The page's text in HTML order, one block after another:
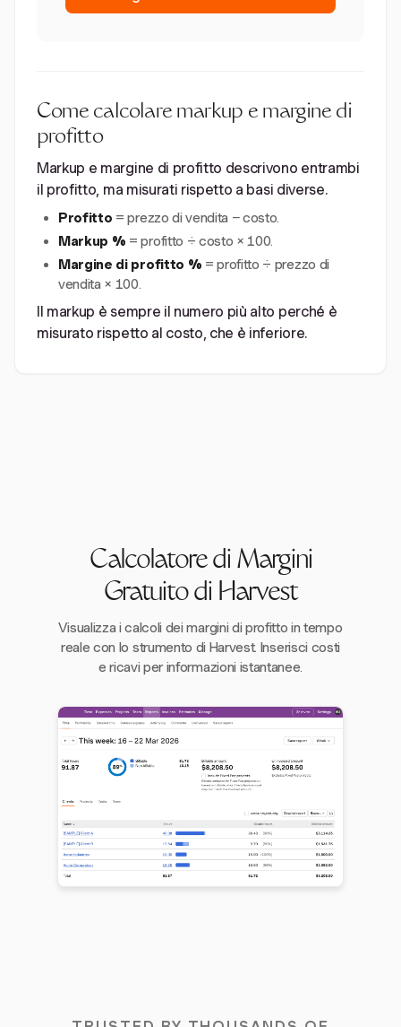
Come calcolare markup e margine di
profitto
Markup e margine di profitto descrivono entrambi
il profitto, ma misurati rispetto a basi diverse.
Profitto = prezzo di vendita − costo.
Markup % = profitto ÷ costo × 100.
Margine di profitto % = profitto ÷ prezzo di
vendita × 100.
Il markup è sempre il numero più alto perché è
misurato rispetto al costo, che è inferiore.
Calcolatore di Margini
Gratuito di Harvest
Visualizza i calcoli dei margini di profitto in tempo
reale con lo strumento di Harvest. Inserisci costi
e ricavi per informazioni istantanee.